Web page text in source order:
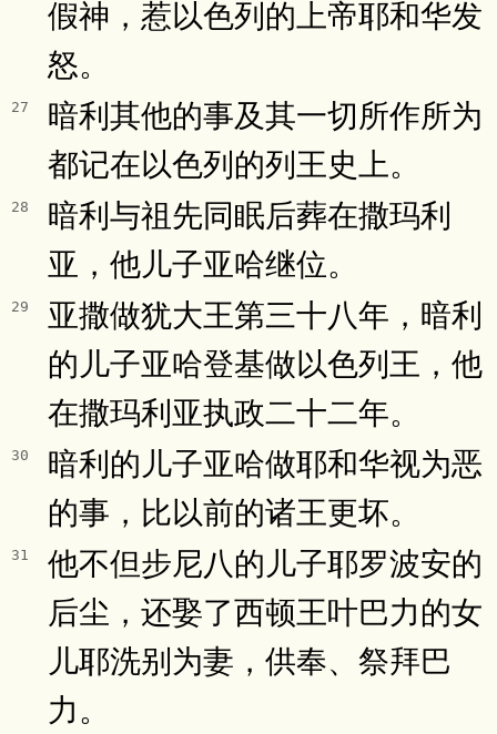
假神，惹以色列的上帝耶和华发
怒。
27
暗利其他的事及其一切所作所为
都记在以色列的列王史上。
28
暗利与祖先同眠后葬在撒玛利
亚，他儿子亚哈继位。
29
亚撒做犹大王第三十八年，暗利
的儿子亚哈登基做以色列王，他
在撒玛利亚执政二十二年。
30
暗利的儿子亚哈做耶和华视为恶
的事，比以前的诸王更坏。
31
他不但步尼八的儿子耶罗波安的
后尘，还娶了西顿王叶巴力的女
儿耶洗别为妻，供奉、祭拜巴
力。